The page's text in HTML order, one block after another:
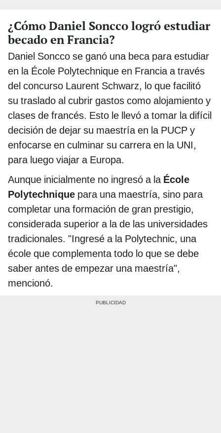
¿Cómo Daniel Soncco logró estudiar
becado en Francia?
Daniel Soncco se ganó una beca para estudiar
en la École Polytechnique en Francia a través
del concurso Laurent Schwarz, lo que facilitó
su traslado al cubrir gastos como alojamiento y
clases de francés. Esto le llevó a tomar la difícil
decisión de dejar su maestría en la PUCP y
enfocarse en culminar su carrera en la UNI,
para luego viajar a Europa.
Aunque inicialmente no ingresó a la École
Polytechnique para una maestría, sino para
completar una formación de gran prestigio,
considerada superior a la de las universidades
tradicionales. "Ingresé a la Polytechnic, una
école que complementa todo lo que se debe
saber antes de empezar una maestría",
mencionó.